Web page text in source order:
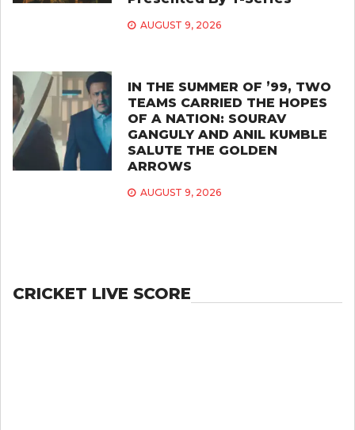
AUGUST 9, 2026
IN THE SUMMER OF ’99, TWO
TEAMS CARRIED THE HOPES
OF A NATION: SOURAV
GANGULY AND ANIL KUMBLE
SALUTE THE GOLDEN
ARROWS
AUGUST 9, 2026
CRICKET LIVE SCORE